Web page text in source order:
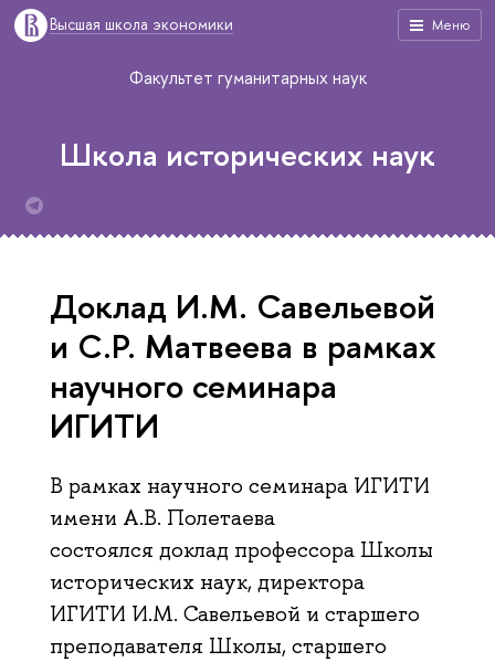
Меню
Высшая школа экономики
Факультет гуманитарных наук
Школа исторических наук
Доклад И.М. Савельевой
и С.Р. Матвеева в рамках
научного семинара
ИГИТИ
В рамках научного семинара ИГИТИ
имени А.В. Полетаева
состоялся доклад профессора Школы
исторических наук, директора
ИГИТИ И.М. Савельевой и старшего
преподавателя Школы, старшего